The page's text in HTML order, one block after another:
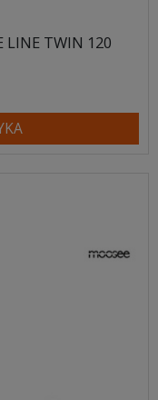
LINE TWIN 120